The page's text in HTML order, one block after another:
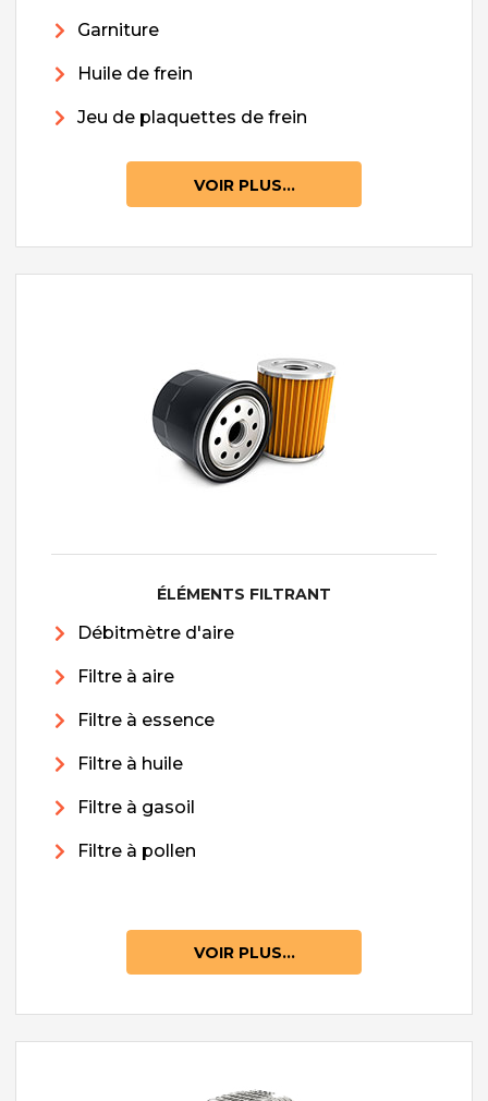
Garniture
Huile de frein
Jeu de plaquettes de frein
VOIR PLUS...
ÉLÉMENTS FILTRANT
Débitmètre d'aire
Filtre à aire
Filtre à essence
Filtre à huile
Filtre à gasoil
Filtre à pollen
VOIR PLUS...